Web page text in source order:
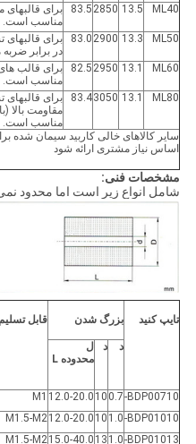
ML40
13.5
2850
83.5
برای قالبهای
مناسب است.
ML50
13.3
2900
83.0
برای قالبهای
در برابر
ML60
13.1
2950
82.5
برای قالب
مناسب است.
ML80
13.1
3050
83.4
برای
مقاومت بالا
مناسب است.
سایر کالاهای خالی کاربید سیمان شده
اساس نیاز مشتری ارائه شود
مشخصات فنی:
شامل انواع زیر است اما محدود
تایپ کنید بزرگ شدن قابل تسلیم
د د
ل
محدوده L
BDP00710-
0.7
10
12.0-20.0
M1
BDP01010-
1.0
10
12.0-20.0
M1.5-M2
BDP01013-
1.0
13
15.0-40.0
M1.5-M2